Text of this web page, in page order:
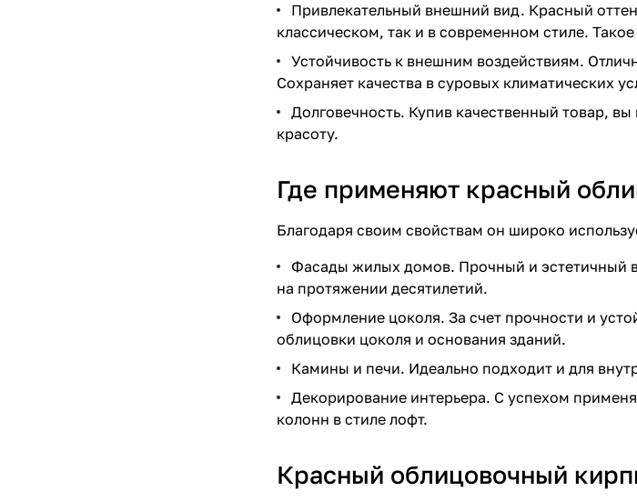
Привлекательный внешний вид. Красный
классическом, так и в современном стиле.
Устойчивость к внешним воздействиям.
Сохраняет качества в суровых климатических
Долговечность. Купив качественный товар,
красоту.
Где применяют красный
Благодаря своим свойствам он широко
Фасады жилых домов. Прочный и эстетичный
на протяжении десятилетий.
Оформление цоколя. За счет прочности и
облицовки цоколя и основания зданий.
Камины и печи. Идеально подходит и для
Декорирование интерьера. С успехом
колонн в стиле лофт.
Красный облицовочный